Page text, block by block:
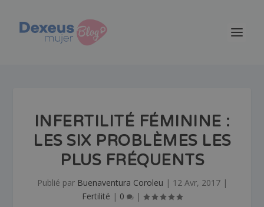
INFERTILITÉ FÉMININE :
LES SIX PROBLÈMES LES
PLUS FRÉQUENTS
Publié par Buenaventura Coroleu | 12 Avr, 2017|
Fertilité | 0 |